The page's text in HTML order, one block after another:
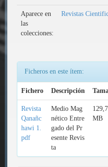
Aparece en
las
colecciones:
Revistas
Ficheros en este ítem:
Fichero Descripción
Revista
Qanañc
hawi 1.
pdf
Medio Mag
nético Entre
gado del Pr
esente Revis
ta
MB